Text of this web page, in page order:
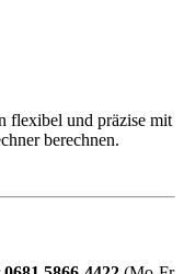
flexibel und präzise mit
berechnen.